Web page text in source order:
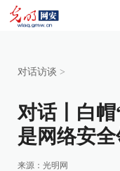
对话访谈 >
对话丨白
是网络安
来源： 光明网